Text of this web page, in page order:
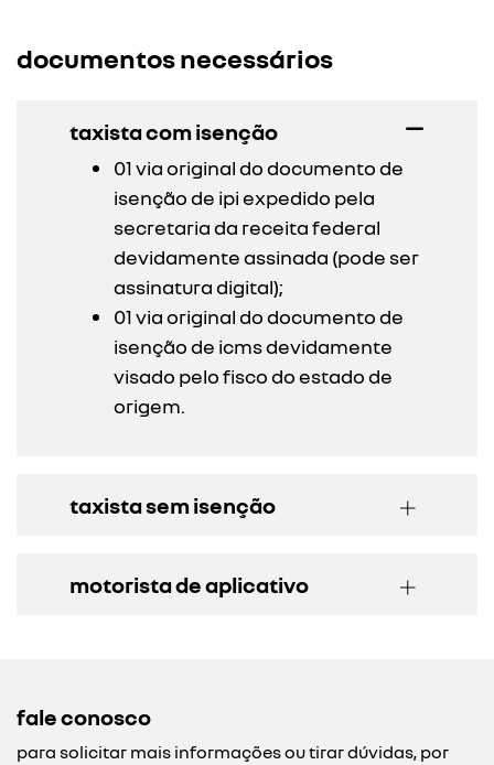
documentos necessários
taxista com isenção
01 via original do documento de
isenção de ipi expedido pela
secretaria da receita federal
devidamente assinada (pode ser
assinatura digital);
01 via original do documento de
isenção de icms devidamente
visado pelo fisco do estado de
origem.
taxista sem isenção
motorista de aplicativo
fale conosco
para solicitar mais informações ou tirar dúvidas, por